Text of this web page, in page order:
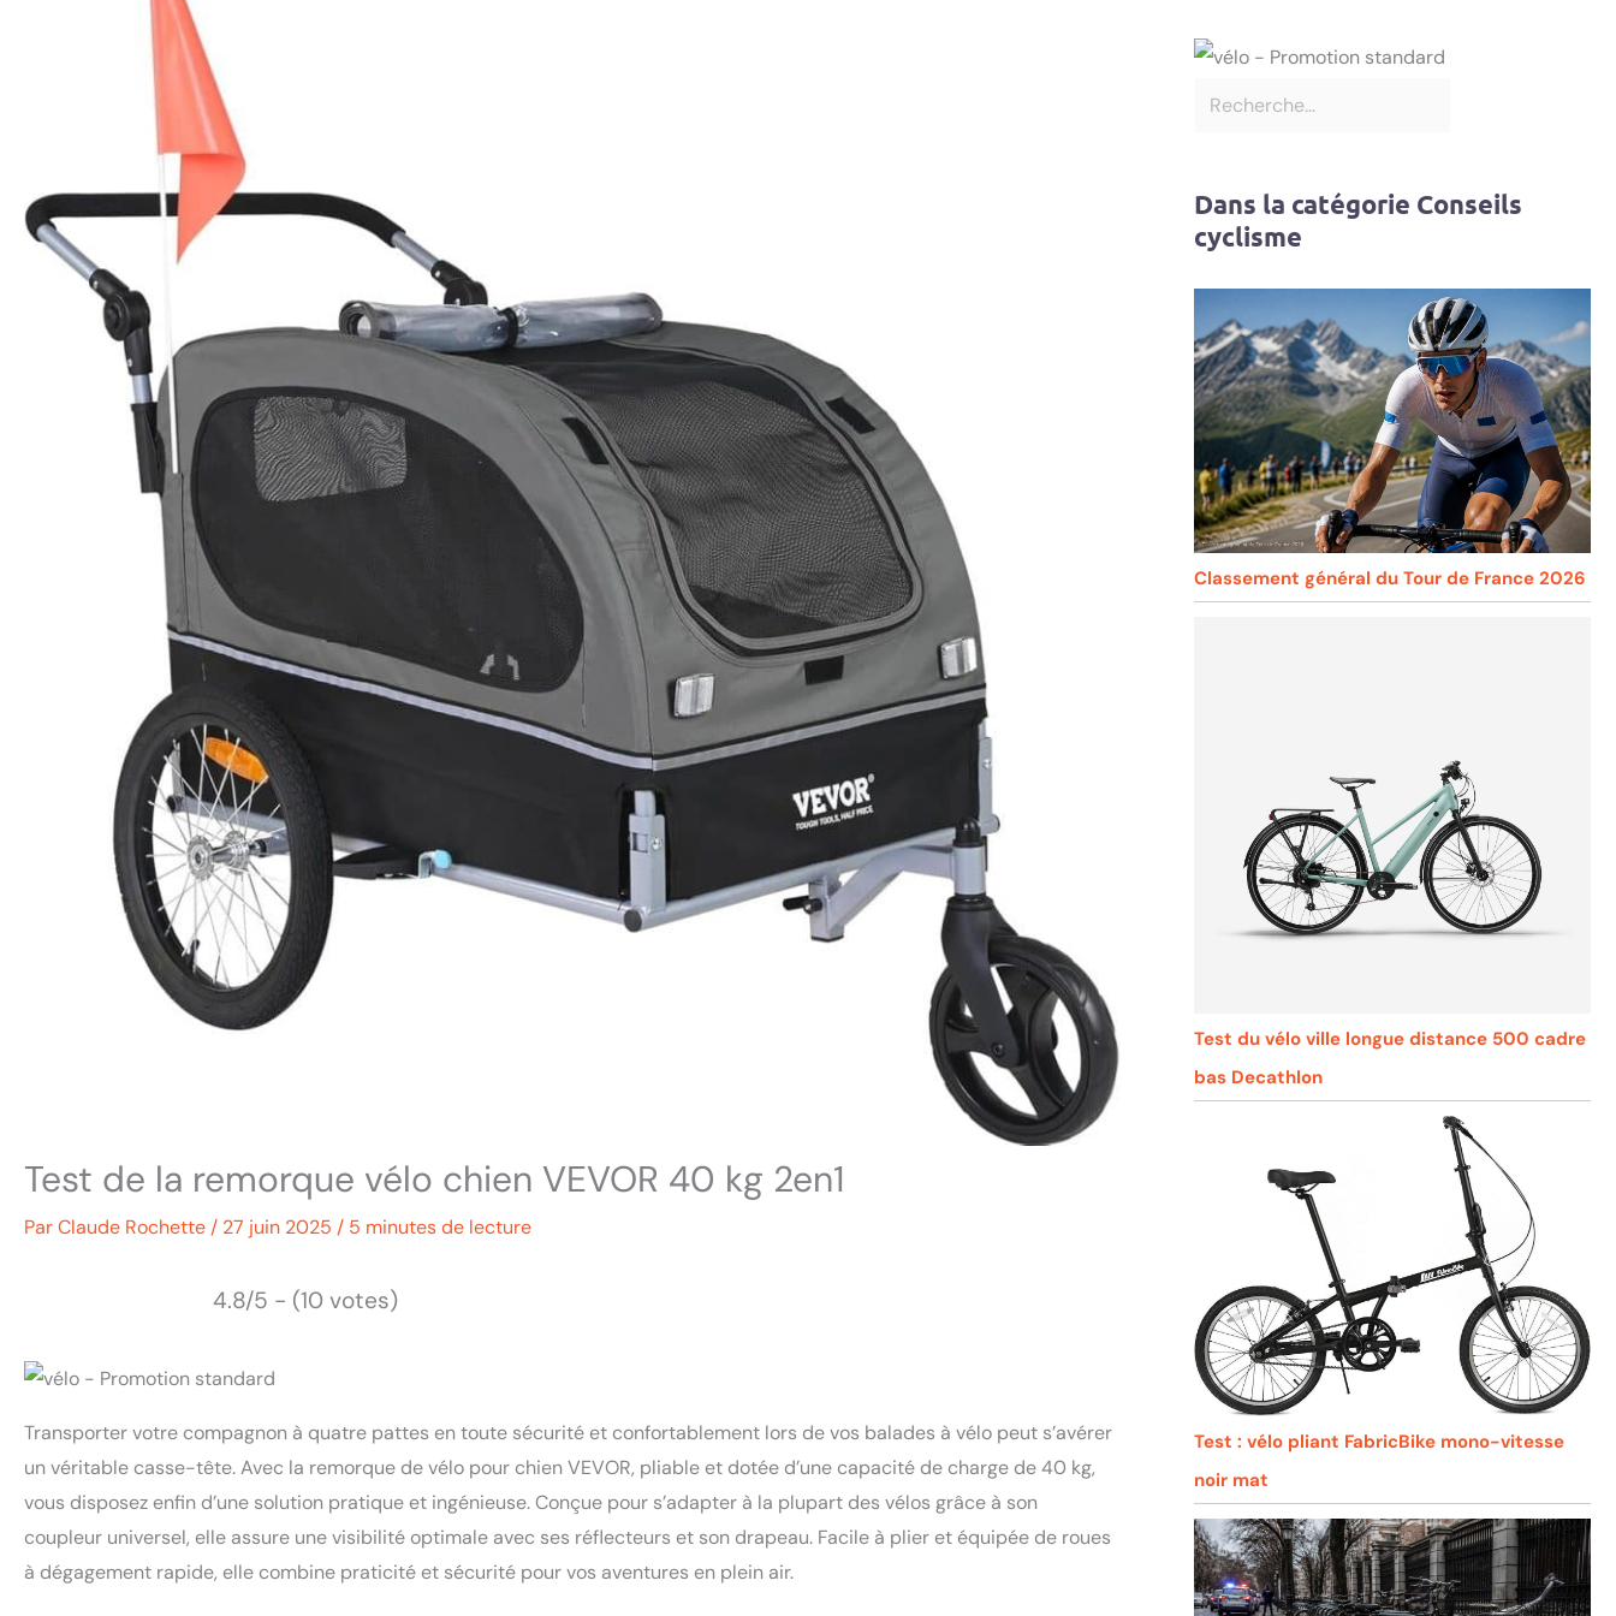
Test de la remorque vélo chien VEVOR 40 kg 2en1
ParClaude Rochette / 27 juin 2025 / 5 minutes de lecture
4.8/5 - (10 votes)
Transporter votre compagnon à quatre pattes en toute sécurité et confortablement lors de vos balades à vélo peut s’avérer
un véritable casse-tête. Avec la remorque de vélo pour chien VEVOR, pliable et dotée d’une capacité de charge de 40 kg,
vous disposez enfin d’une solution pratique et ingénieuse. Conçue pour s’adapter à la plupart des vélos grâce à son
coupleur universel, elle assure une visibilité optimale avec ses réflecteurs et son drapeau. Facile à plier et équipée de roues
à dégagement rapide, elle combine praticité et sécurité pour vos aventures en plein air.
Dans la catégorie Conseils
cyclisme
Classement général du Tour de France 2026
Test du vélo ville longue distance 500 cadre
bas Decathlon
Test : vélo pliant FabricBike mono-vitesse
noir mat